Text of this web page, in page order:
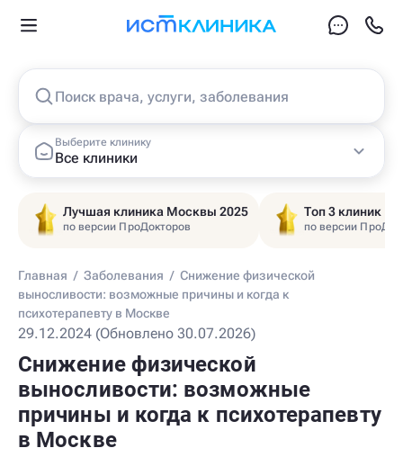
Поиск врача, услуги, заболевания
Выберите клинику
Все клиники
Лучшая клиника Москвы 2025
по версии ПроДокторов
Топ 3 клиник
по версии
Главная / Заболевания / Снижение физической
выносливости: возможные причины и когда к
психотерапевту в Москве
29.12.2024 (Обновлено 30.07.2026)
Снижение физической
выносливости: возможные
причины и когда к психотерапевту
в Москве